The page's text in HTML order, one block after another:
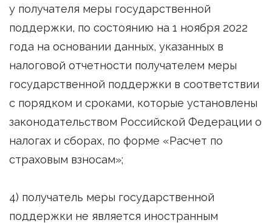
у получателя меры государственной
поддержки, по состоянию на 1 ноября 2022
года на основании данных, указанных в
налоговой отчетности получателем меры
государственной поддержки в соответствии
с порядком и сроками, которые установлены
законодательством Российской Федерации о
налогах и сборах, по форме «Расчет по
страховым взносам»;
4) получатель меры государственной
поддержки не является иностранным